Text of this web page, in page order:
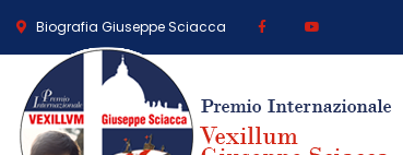
Biografia Giuseppe Sciacca